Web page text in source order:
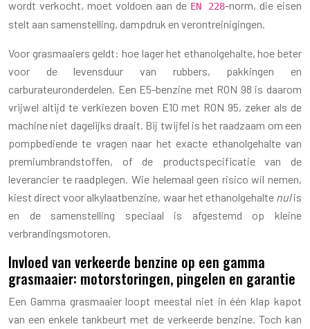
wordt verkocht, moet voldoen aan de EN 228-norm, die eisen
stelt aan samenstelling, dampdruk en verontreinigingen.
Voor grasmaaiers geldt: hoe lager het ethanolgehalte, hoe beter
voor de levensduur van rubbers, pakkingen en
carburateuronderdelen. Een E5-benzine met RON 98 is daarom
vrijwel altijd te verkiezen boven E10 met RON 95, zeker als de
machine niet dagelijks draait. Bij twijfel is het raadzaam om een
pompbediende te vragen naar het exacte ethanolgehalte van
premiumbrandstoffen, of de productspecificatie van de
leverancier te raadplegen. Wie helemaal geen risico wil nemen,
kiest direct voor alkylaatbenzine, waar het ethanolgehalte nulis
en de samenstelling speciaal is afgestemd op kleine
verbrandingsmotoren.
Invloed van verkeerde benzine op een gamma
grasmaaier: motorstoringen, pingelen en garantie
Een Gamma grasmaaier loopt meestal niet in één klap kapot
van een enkele tankbeurt met de verkeerde benzine. Toch kan